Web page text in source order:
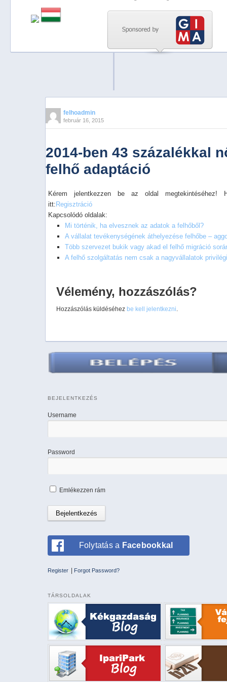
felhoadmin
február 16, 2015
2014-ben 43 százalékkal
felhő adaptáció
Kérem jelentkezzen be az oldal megtekintéséhez!
itt: Regisztráció
Kapcsolódó oldalak:
Mi történik, ha elvesznek az adatok a felhőből?
A vállalat tevékenységének áthelyezése felhőbe –
Több szervezet bukik vagy akad el felhő migráció
A felhő szolgáltatás nem csak a nagyvállalatok
Vélemény, hozzászólás?
Hozzászólás küldéséhez be kell jelentkezni.
BEJELENTKEZÉS
Username
Password
Emlékezzen rám
Folytatás a Facebookkal
Register Forgot Password?
TÁRSOLDALAK